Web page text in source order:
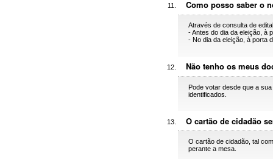
Como posso saber o
Através de consulta de
- Antes do dia da eleição, à
- No dia da eleição, à porta
Não tenho os meus
Pode votar desde que a
identificados.
O cartão de cidadão
O cartão de cidadão, tal
perante a mesa.